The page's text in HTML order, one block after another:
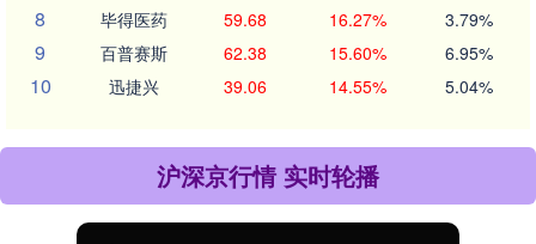
8 毕得医药 59.68 16.27% 3.79%
9 百普赛斯 62.38 15.60% 6.95%
10 迅捷兴 39.06 14.55% 5.04%
沪深京行情 实时轮播